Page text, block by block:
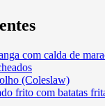
com calda de
(Coleslaw)
frito com batatas